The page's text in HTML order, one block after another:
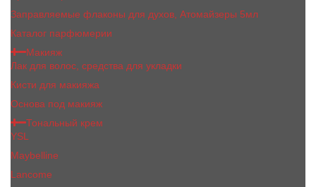
Заправляемые флаконы для духов, Атомайзеры 5мл
Каталог парфюмерии
Макияж
Лак для волос, средства для укладки
Кисти для макияжа
Основа под макияж
Тональный крем
YSL
Maybelline
Lancome